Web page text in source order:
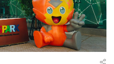
อมบริการอื่นด้านการอยู่
ระจำวัน ไม่ว่าจะเป็น
ซักผ้า หรือบริการล้างเครื่อง